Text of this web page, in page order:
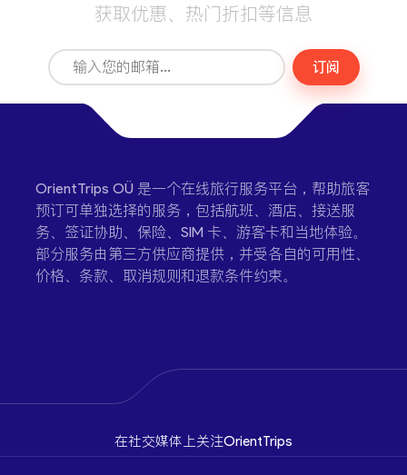
获取优惠、热门折扣等信息
订阅
OrientTrips OÜ 是一个在线旅行服务平台，帮助旅客
预订可单独选择的服务，包括航班、酒店、接送服
务、签证协助、保险、SIM 卡、游客卡和当地体验。
部分服务由第三方供应商提供，并受各自的可用性、
价格、条款、取消规则和退款条件约束。
在社交媒体上关注OrientTrips